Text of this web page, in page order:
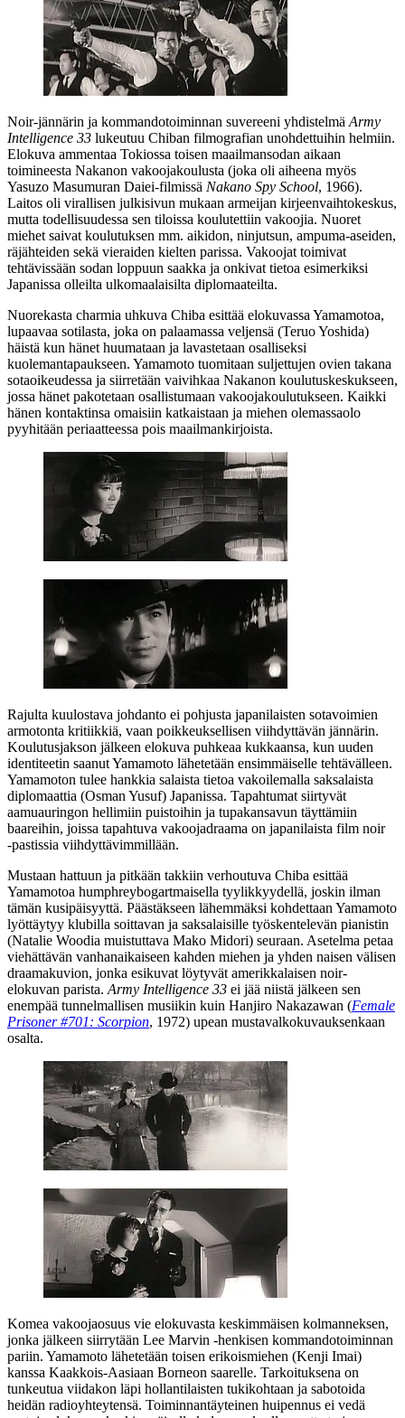
Noir-jännärin ja kommandotoiminnan suvereeni yhdistelmä Army
Intelligence 33 lukeutuu Chiban filmografian unohdettuihin helmiin.
Elokuva ammentaa Tokiossa toisen maailmansodan aikaan
toimineesta Nakanon vakoojakoulusta (joka oli aiheena myös
Yasuzo Masumuran Daiei-filmissä Nakano Spy School, 1966).
Laitos oli virallisen julkisivun mukaan armeijan kirjeenvaihtokeskus,
mutta todellisuudessa sen tiloissa koulutettiin vakoojia. Nuoret
miehet saivat koulutuksen mm. aikidon, ninjutsun, ampuma-aseiden,
räjähteiden sekä vieraiden kielten parissa. Vakoojat toimivat
tehtävissään sodan loppuun saakka ja onkivat tietoa esimerkiksi
Japanissa olleilta ulkomaalaisilta diplomaateilta.
Nuorekasta charmia uhkuva Chiba esittää elokuvassa Yamamotoa,
lupaavaa sotilasta, joka on palaamassa veljensä (Teruo Yoshida)
häistä kun hänet huumataan ja lavastetaan osalliseksi
kuolemantapaukseen. Yamamoto tuomitaan suljettujen ovien takana
sotaoikeudessa ja siirretään vaivihkaa Nakanon koulutuskeskukseen,
jossa hänet pakotetaan osallistumaan vakoojakoulutukseen. Kaikki
hänen kontaktinsa omaisiin katkaistaan ja miehen olemassaolo
pyyhitään periaatteessa pois maailmankirjoista.
Rajulta kuulostava johdanto ei pohjusta japanilaisten sotavoimien
armotonta kritiikkiä, vaan poikkeuksellisen viihdyttävän jännärin.
Koulutusjakson jälkeen elokuva puhkeaa kukkaansa, kun uuden
identiteetin saanut Yamamoto lähetetään ensimmäiselle tehtävälleen.
Yamamoton tulee hankkia salaista tietoa vakoilemalla saksalaista
diplomaattia (Osman Yusuf) Japanissa. Tapahtumat siirtyvät
aamuauringon hellimiin puistoihin ja tupakansavun täyttämiin
baareihin, joissa tapahtuva vakoojadraama on japanilaista film noir
‑pastissia viihdyttävimmillään.
Mustaan hattuun ja pitkään takkiin verhoutuva Chiba esittää
Yamamotoa humphreybogartmaisella tyylikkyydellä, joskin ilman
tämän kusipäisyyttä. Päästäkseen lähemmäksi kohdettaan Yamamoto
lyöttäytyy klubilla soittavan ja saksalaisille työskentelevän pianistin
(Natalie Woodia muistuttava Mako Midori) seuraan. Asetelma petaa
viehättävän vanhanaikaiseen kahden miehen ja yhden naisen välisen
draamakuvion, jonka esikuvat löytyvät amerikkalaisen noir-
elokuvan parista. Army Intelligence 33 ei jää niistä jälkeen sen
enempää tunnelmallisen musiikin kuin Hanjiro Nakazawan (Female
Prisoner #701: Scorpion, 1972) upean mustavalkokuvauksenkaan
osalta.
Komea vakoojaosuus vie elokuvasta keskimmäisen kolmanneksen,
jonka jälkeen siirrytään Lee Marvin ‑henkisen kommandotoiminnan
pariin. Yamamoto lähetetään toisen erikoismiehen (Kenji Imai)
kanssa Kaakkois-Aasiaan Borneon saarelle. Tarkoituksena on
tunkeutua viidakon läpi hollantilaisten tukikohtaan ja sabotoida
heidän radioyhteytensä. Toiminnantäyteinen huipennus ei vedä